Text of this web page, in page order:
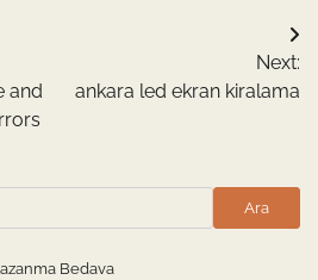
and
Next:
ankara led ekran kiralama
Ara
Bedava